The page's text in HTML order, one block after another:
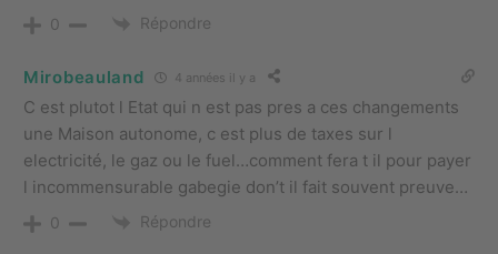
0 Répondre
Mirobeauland 4 années il y a
C est plutot l Etat qui n est pas pres a ces changements
une Maison autonome, c est plus de taxes sur l
electricité, le gaz ou le fuel…comment fera t il pour payer
l incommensurable gabegie don’t il fait souvent preuve…
0 Répondre